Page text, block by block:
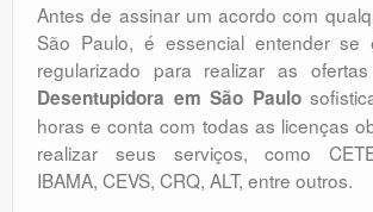
Antes de assinar um acordo com
São Paulo, é essencial entender se
regularizado para realizar as
Desentupidora em São Paulo
horas e conta com todas as licenças
realizar seus serviços, como
IBAMA, CEVS, CRQ, ALT, entre outros.